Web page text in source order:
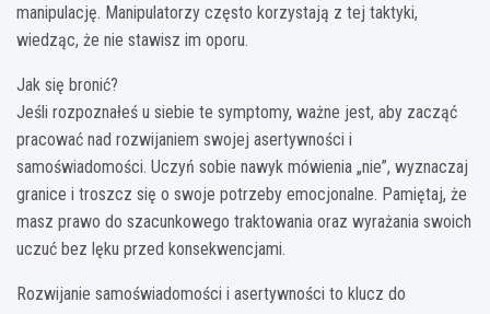
manipulację. Manipulatorzy często korzystają z tej taktyki,
wiedząc, że nie stawisz im oporu.
Jak się bronić?
Jeśli rozpoznałeś u siebie te symptomy, ważne jest, aby zacząć
pracować nad rozwijaniem swojej asertywności i
samoświadomości. Uczyń sobie nawyk mówienia „nie”, wyznaczaj
granice i troszcz się o swoje potrzeby emocjonalne. Pamiętaj, że
masz prawo do szacunkowego traktowania oraz wyrażania swoich
uczuć bez lęku przed konsekwencjami.
Rozwijanie samoświadomości i asertywności to klucz do